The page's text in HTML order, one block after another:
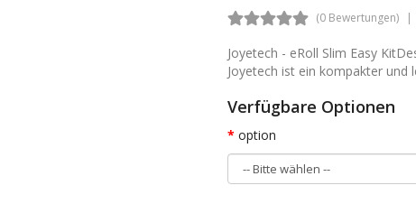
(0 Bewertungen)
Joyetech - eRoll Slim Easy
Joyetech ist ein kompakter und
Verfügbare Optionen
option